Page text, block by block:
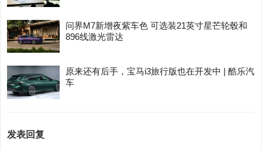
问界M7新增夜紫车色 可选装21英寸星芒轮毂和
896线激光雷达
原来还有后手，宝马i3旅行版也在开发中 | 酷乐汽
车
发表回复